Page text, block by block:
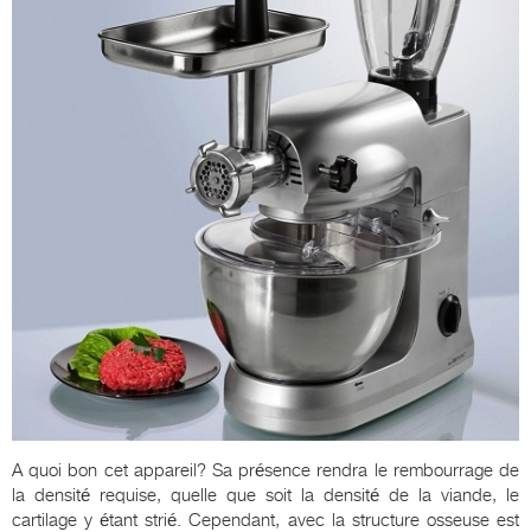
A quoi bon cet appareil? Sa présence rendra le rembourrage de
la densité requise, quelle que soit la densité de la viande, le
cartilage y étant strié. Cependant, avec la structure osseuse est